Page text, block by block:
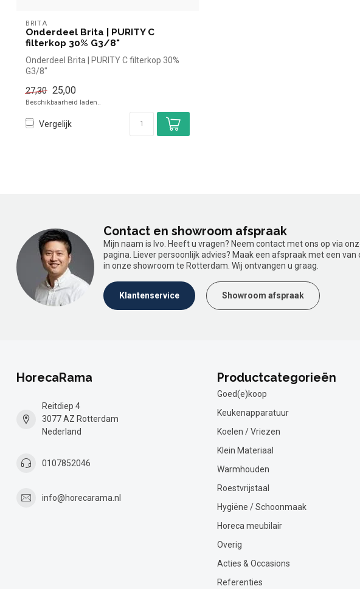
BRITA
Onderdeel Brita | PURITY C
filterkop 30% G3/8"
Onderdeel Brita | PURITY C filterkop 30%
G3/8"
27,30 25,00
Beschikbaarheid laden..
Vergelijk
Contact en showroom afspraak
Mijn naam is Ivo. Heeft u vragen? Neem contact met ons op via
pagina. Liever persoonlijk advies? Maak een afspraak met een van
in onze showroom te Rotterdam. Wij ontvangen u graag.
Klantenservice Showroom afspraak
HorecaRama
Reitdiep 4
3077 AZ Rotterdam
Nederland
0107852046
info@horecarama.nl
Productcategorieën
Goed(e)koop
Keukenapparatuur
Koelen / Vriezen
Klein Materiaal
Warmhouden
Roestvrijstaal
Hygiëne / Schoonmaak
Horeca meubilair
Overig
Acties & Occasions
Referenties